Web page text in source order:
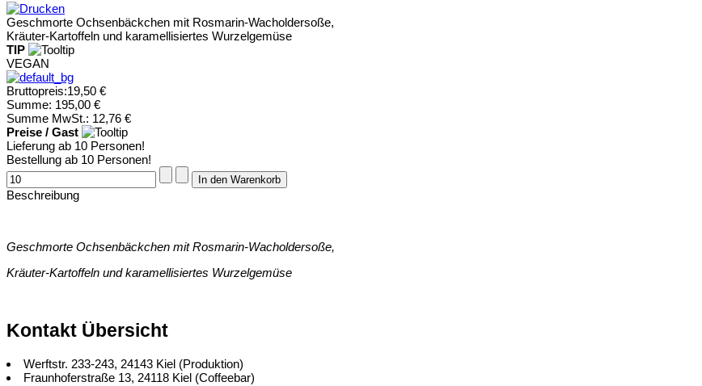
Geschmorte Ochsenbäckchen mit Rosmarin-Wacholdersoße,
Kräuter-Kartoffeln und karamellisiertes Wurzelgemüse
TIP
VEGAN
Bruttopreis:19,50 €
Summe: 195,00 €
Summe MwSt.: 12,76 €
Preise / Gast
Lieferung ab 10 Personen!
Bestellung ab 10 Personen!
Beschreibung
Geschmorte Ochsenbäckchen mit Rosmarin-Wacholdersoße,
Kräuter-Kartoffeln und karamellisiertes Wurzelgemüse
Kontakt Übersicht
Werftstr. 233-243, 24143 Kiel (Produktion)
Fraunhoferstraße 13, 24118 Kiel (Coffeebar)